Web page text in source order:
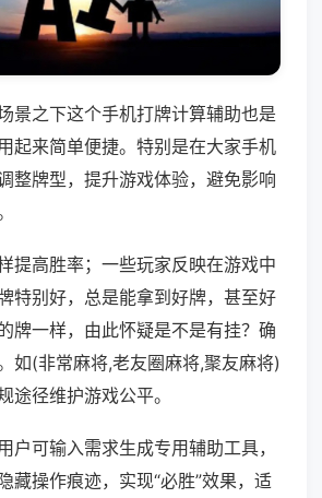
景之下这个手机打牌计算辅助也是
起来简单便捷。特别是在大家手机
整牌型，提升游戏体验，避免影响
提高胜率；一些玩家反映在游戏中
特别好，总是能拿到好牌，甚至好
牌一样，由此怀疑是不是有挂？确
如(非常麻将,老友圈麻将,聚友麻将)
途径维护游戏公平。
户可输入需求生成专用辅助工具，
藏操作痕迹，实现“必胜”效果，适